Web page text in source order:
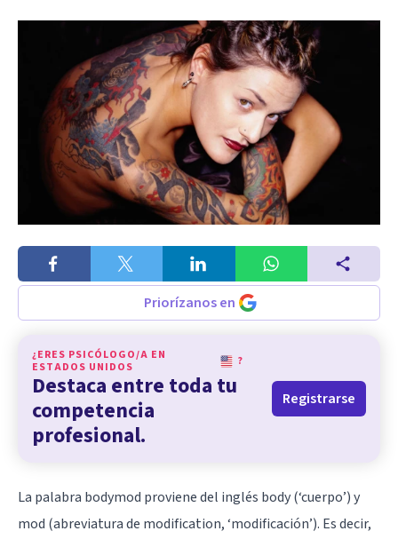
Priorízanos en
¿ERES PSICÓLOGO/A EN
ESTADOS UNIDOS
?
Destaca entre toda tu
competencia
profesional.
Registrarse
La palabra bodymod proviene del inglés body (‘cuerpo’) y
mod (abreviatura de modification, ‘modificación’). Es decir,